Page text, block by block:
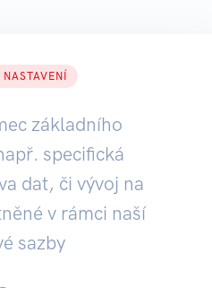
NASTAVENÍ
základního
specifická
dat, či vývoj na
v rámci naší
sazby